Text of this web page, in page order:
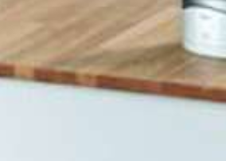
Regel zelf